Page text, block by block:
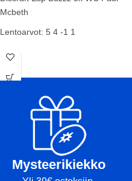
Mcbeth
Lentoarvot: 5 4 -1 1
Paino: 177-180g
maailman parhaista ja
suosituimmista kiekoista. Buzzz
tottelee kiekolle annettua
kulmaa erinomaisesti ja on
äärimmäisen luotettava.
Soveltuu kaiken tasoisille
Mysteerikiekko